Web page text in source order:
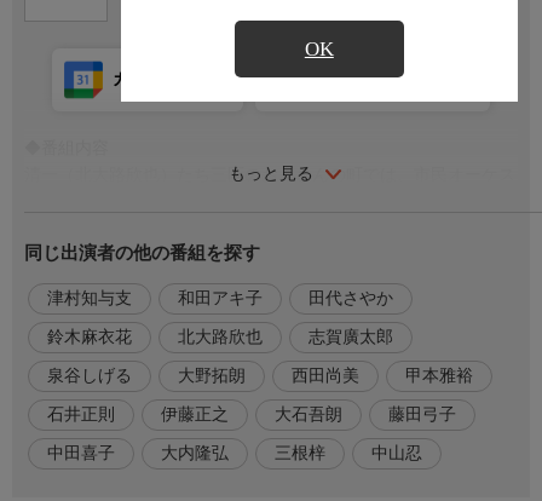
OK
もっと見る
カレンダー登録 アプリ視聴
清一（北大路欣也）たち三匹のおっさんの町では、市民オーケス
団員たちと何度も衝突しており、コンサートの成功を誰もが危ぶ
んでいた。そんな時、指揮者の野尻（石井正則）宛に、黒田を出
演させるなという怪文書が届く。
◆番組内容続き
コンサートの開催すら怪しくなってしまった状況を解決するため
三匹のおっさんが立ち上がる！
◆出演者
同じ出演者の他の番組を探す
津村知与支 和田アキ子 田代さやか
鈴木麻衣花 北大路欣也 志賀廣太郎
泉谷しげる 大野拓朗 西田尚美 甲本雅裕
石井正則 伊藤正之 大石吾朗 藤田弓子
中田喜子 大内隆弘 三根梓 中山忍